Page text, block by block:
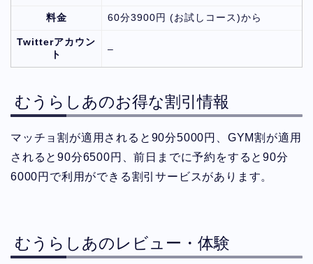
料金 60分3900円 (お試しコース)から
Twitterアカウン
ト
–
むうらしあのお得な割引情報
マッチョ割が適用されると90分5000円、GYM割が適用
されると90分6500円、前日までに予約をすると90分
6000円で利用ができる割引サービスがあります。
むうらしあのレビュー・体験